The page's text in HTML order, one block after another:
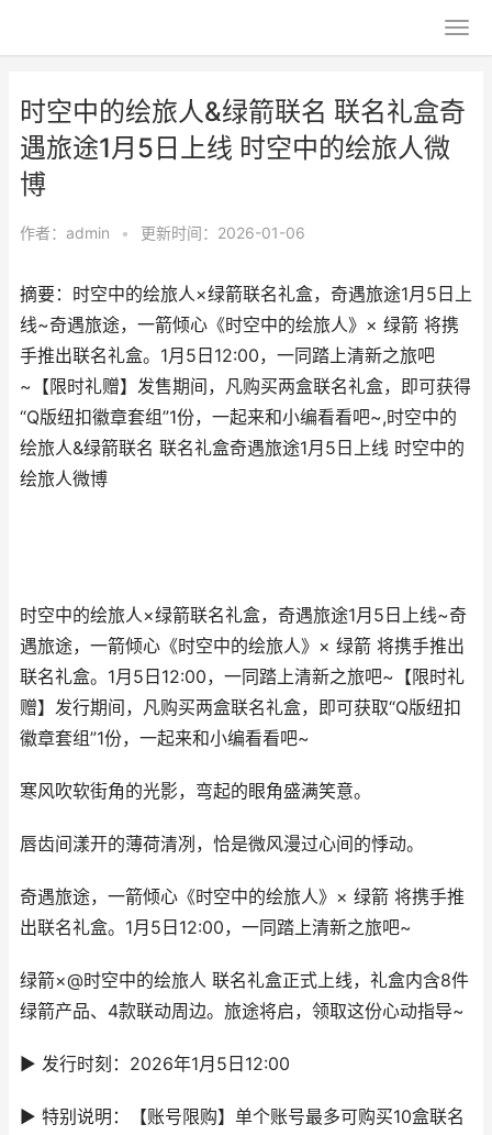
时空中的绘旅人&绿箭联名 联名礼盒奇
遇旅途1月5日上线 时空中的绘旅人微
博
作者： admin • 更新时间：2026-01-06
摘要：时空中的绘旅人×绿箭联名礼盒，奇遇旅途1月5日上
线~奇遇旅途，一箭倾心《时空中的绘旅人》× 绿箭 将携
手推出联名礼盒。1月5日12:00，一同踏上清新之旅吧
~【限时礼赠】发售期间，凡购买两盒联名礼盒，即可获得
“Q版纽扣徽章套组”1份，一起来和小编看看吧~,时空中的
绘旅人&绿箭联名 联名礼盒奇遇旅途1月5日上线 时空中的
绘旅人微博
时空中的绘旅人×绿箭联名礼盒，奇遇旅途1月5日上线~奇
遇旅途，一箭倾心《时空中的绘旅人》× 绿箭 将携手推出
联名礼盒。1月5日12:00，一同踏上清新之旅吧~【限时礼
赠】发行期间，凡购买两盒联名礼盒，即可获取“Q版纽扣
徽章套组”1份，一起来和小编看看吧~
寒风吹软街角的光影，弯起的眼角盛满笑意。
唇齿间漾开的薄荷清冽，恰是微风漫过心间的悸动。
奇遇旅途，一箭倾心《时空中的绘旅人》× 绿箭 将携手推
出联名礼盒。1月5日12:00，一同踏上清新之旅吧~
绿箭×@时空中的绘旅人 联名礼盒正式上线，礼盒内含8件
绿箭产品、4款联动周边。旅途将启，领取这份心动指导~
► 发行时刻：2026年1月5日12:00
► 特别说明：【账号限购】单个账号最多可购买10盒联名